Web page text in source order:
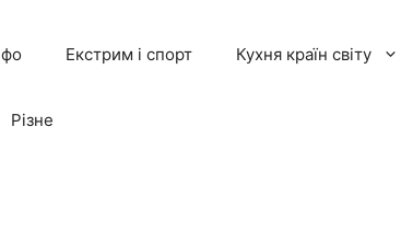
Екстрим і спорт Кухня країн світу
Різне